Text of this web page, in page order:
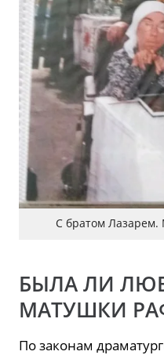
С братом Лазарем.
БЫЛА ЛИ
МАТУШКИ
По законам